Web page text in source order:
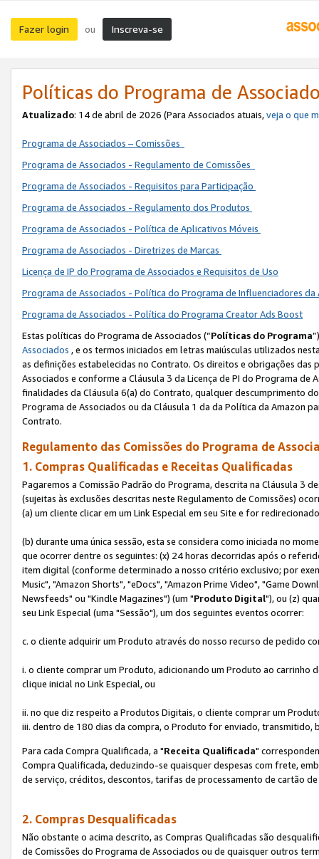
Fazer login ou Inscreva-se
Políticas do Programa de
Atualizado: 14 de abril de 2026 (Para Associados atuais,veja o que
Programa de Associados – Comissões
Programa de Associados - Regulamento de Comissões
Programa de Associados - Requisitos para Participação
Programa de Associados - Regulamento dos Produtos
Programa de Associados - Política de Aplicativos Móveis
Programa de Associados - Diretrizes de Marcas
Licença de IP do Programa de Associados e Requisitos de Uso
Programa de Associados - Política do Programa de Influenciadores
Programa de Associados - Política do Programa Creator Ads Boost
Estas políticas do Programa de Associados (“Políticas do Programa
Associados , e os termos iniciados em letras maiúsculas utilizados
as definições estabelecidas no Contrato. Os direitos e obrigações
Associados e conforme a Cláusula 3 da Licença de PI do Programa
finalidades da Cláusula 6(a) do Contrato, qualquer descumprimento
Programa de Associados ou da Cláusula 1 da da Política da Amazon
Contrato.
Regulamento das Comissões do Programa de
1. Compras Qualificadas e Receitas Qualificadas
Pagaremos a Comissão Padrão do Programa, descrita na Cláusula 3
(sujeitas às exclusões descritas neste Regulamento de Comissões)
(a) um cliente clicar em um Link Especial em seu Site e for
(b) durante uma única sessão, esta se considera como iniciada no
que ocorrer dentre os seguintes: (x) 24 horas decorridas após o
item digital (conforme determinado a nosso critério exclusivo; por
Music", "Amazon Shorts", "eDocs", "Amazon Prime Video", "Game
Newsfeeds" ou "Kindle Magazines") (um "Produto Digital"), ou (z)
seu Link Especial (uma "Sessão"), um dos seguintes eventos ocorrer:
c. o cliente adquirir um Produto através do nosso recurso de pedido
i. o cliente comprar um Produto, adicionando um Produto ao
clique inicial no Link Especial, ou
ii. no que diz respeito a Produtos Digitais, o cliente comprar um
iii. dentro de 180 dias da compra, o Produto for enviado, transmitido,
Para cada Compra Qualificada, a "Receita Qualificada"
Compra Qualificada, deduzindo-se quaisquer despesas com frete,
de serviço, créditos, descontos, tarifas de processamento de cartão
2. Compras Desqualificadas
Não obstante o acima descrito, as Compras Qualificadas são
de Comissões do Programa de Associados ou de quaisquer outros